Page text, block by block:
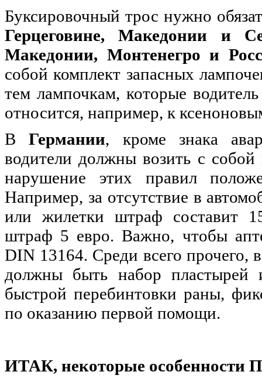
Буксировочный трос нужно
Герцеговине, Македонии и
Македонии, Монтенегро и
собой комплект запасных
тем лампочкам, которые
относится, например, к
ВГермании, кроме знака
водители должны возить с
нарушение этих правил
Например, за отсутствие в
или жилетки штраф составит
штраф 5 евро. Важно, чтобы
DIN 13164. Среди всего прочего,
должны быть набор
быстрой перебинтовки раны,
по оказанию первой помощи.
ИТАК, некоторые особенности